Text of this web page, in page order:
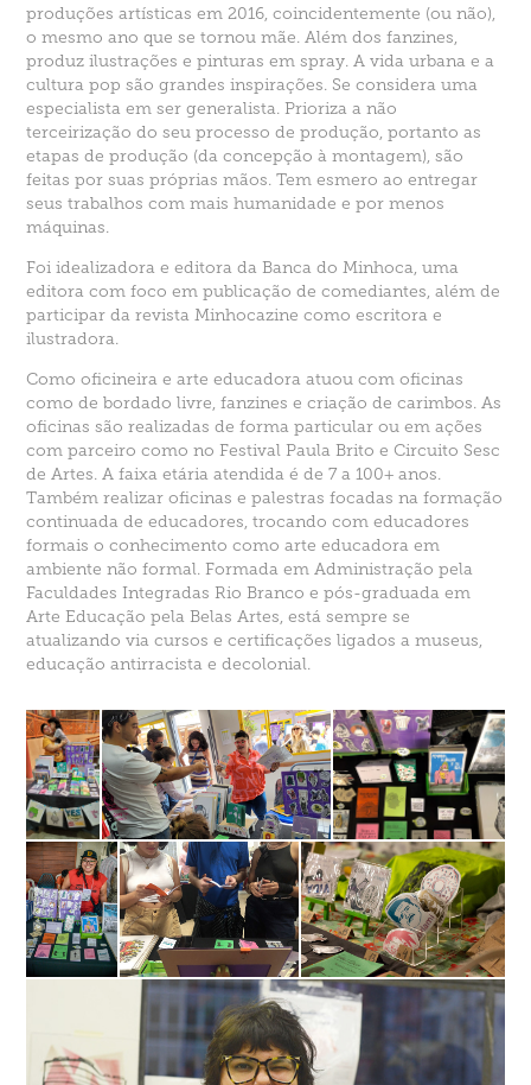
produções artísticas em 2016, coincidentemente (ou não),
o mesmo ano que se tornou mãe. Além dos fanzines,
produz ilustrações e pinturas em spray. A vida urbana e a
cultura pop são grandes inspirações. Se considera uma
especialista em ser generalista. Prioriza a não
terceirização do seu processo de produção, portanto as
etapas de produção (da concepção à montagem), são
feitas por suas próprias mãos. Tem esmero ao entregar
seus trabalhos com mais humanidade e por menos
máquinas.
Foi idealizadora e editora da Banca do Minhoca, uma
editora com foco em publicação de comediantes, além de
participar da revista Minhocazine como escritora e
ilustradora.
Como oficineira e arte educadora atuou com oficinas
como de bordado livre, fanzines e criação de carimbos. As
oficinas são realizadas de forma particular ou em ações
com parceiro como no Festival Paula Brito e Circuito Sesc
de Artes. A faixa etária atendida é de 7 a 100+ anos.
Também realizar oficinas e palestras focadas na formação
continuada de educadores, trocando com educadores
formais o conhecimento como arte educadora em
ambiente não formal. Formada em Administração pela
Faculdades Integradas Rio Branco e pós-graduada em
Arte Educação pela Belas Artes, está sempre se
atualizando via cursos e certificações ligados a museus,
educação antirracista e decolonial.